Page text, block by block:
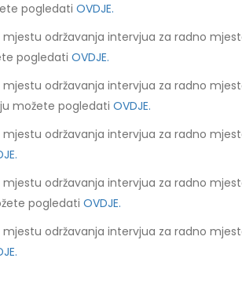
pogledati OVDJE.
održavanja intervjua za radno
pogledati OVDJE.
održavanja intervjua za radno
možete pogledati OVDJE.
održavanja intervjua za radno
održavanja intervjua za radno
pogledati OVDJE.
održavanja intervjua za radno